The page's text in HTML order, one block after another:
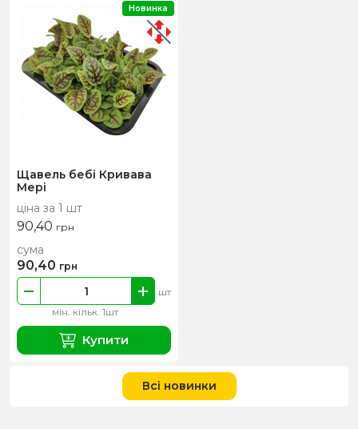
Щавель бебі Кривава
Мері
ціна за 1 шт
90,40 грн
мін. кільк. 1шт
шт
сума
90,40 грн
Купити
Новинка
Всі новинки